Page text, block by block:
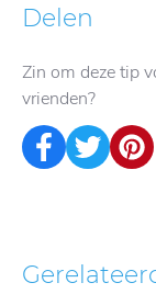
Delen
Zin om deze tip
vrienden?